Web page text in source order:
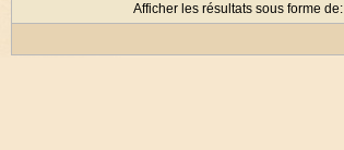
Afficher les résultats sous forme de: